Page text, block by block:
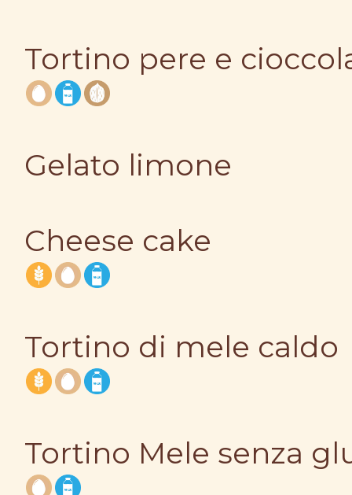
Tortino pere e
Gelato limone
Cheese cake
Tortino di mele caldo
Tortino Mele senza